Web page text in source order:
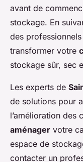
avant de
stockage. En
des
transformer votre
stockage sûr, sec
Les experts de
de solutions pour
l’amélioration des
aménager votre
espace de
contacter un